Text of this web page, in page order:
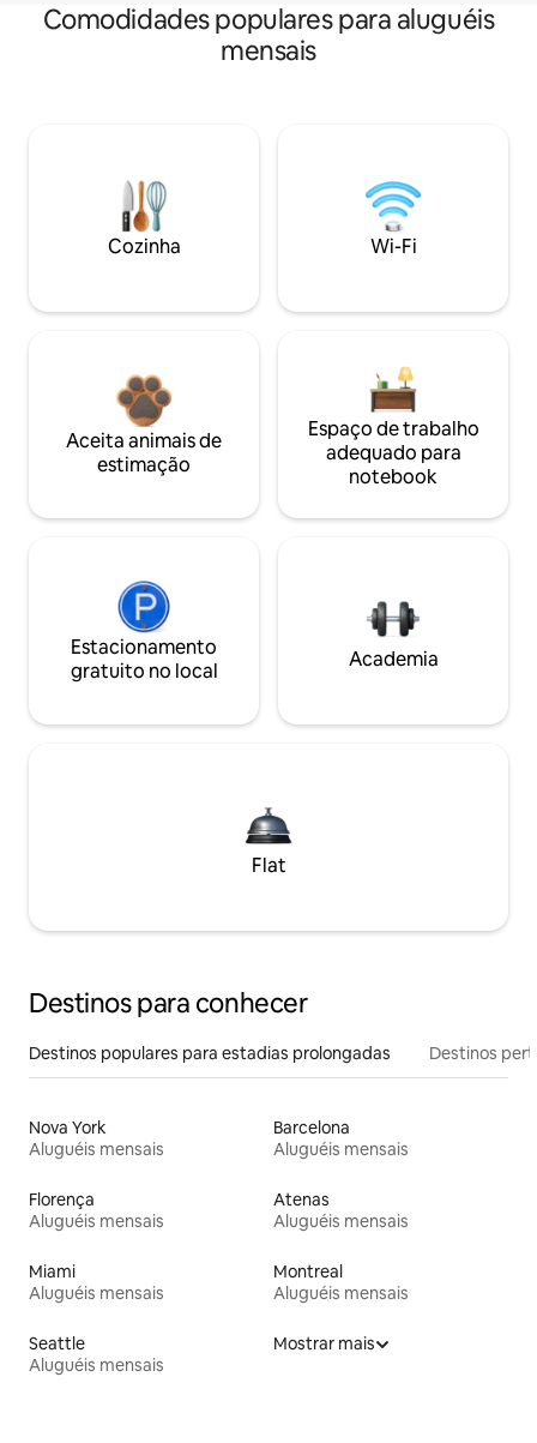
Comodidades populares para aluguéis
mensais
Cozinha Wi-Fi
Aceita animais de
estimação
Espaço de trabalho
adequado para
notebook
Estacionamento
gratuito no local
Academia
Flat
Destinos para conhecer
Destinos populares para estadias prolongadas Destinos
Nova York
Aluguéis mensais
Barcelona
Aluguéis mensais
Florença
Aluguéis mensais
Atenas
Aluguéis mensais
Miami
Aluguéis mensais
Montreal
Aluguéis mensais
Seattle
Aluguéis mensais
Mostrar mais